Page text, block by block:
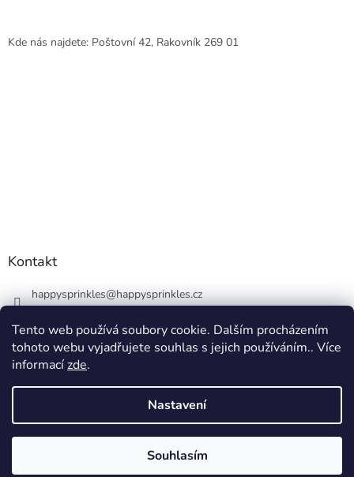
Tento web používá soubory cookie. Dalším procházením
tohoto webu vyjadřujete souhlas s jejich používáním.. Více
informacízde.
Nastavení
Souhlasím
Kde nás najdete: Poštovní 42, Rakovník 269 01
Kontakt
happysprinkles@happysprinkles.cz
Vytvořil Shoptet
happysprinkles.cz 🧁. Všechna práva vyhrazena.